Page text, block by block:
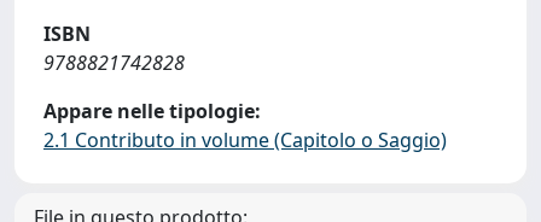
ISBN
9788821742828
Appare nelle tipologie:
2.1 Contributo in volume (Capitolo o Saggio)